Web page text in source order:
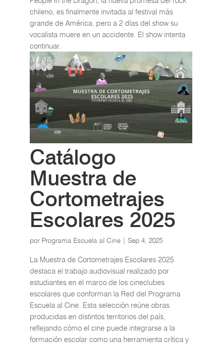
chileno, es finalmente invitada al festival más
grande de América, pero a 2 días del show su
vocalista muere en un accidente. El show intenta
continuar.
Catálogo
Muestra de
Cortometrajes
Escolares 2025
por Programa Escuela al Cine| Sep 4, 2025
La Muestra de Cortometrajes Escolares 2025
destaca el trabajo audiovisual realizado por
estudiantes en el marco de los cineclubes
escolares que conforman la Red del Programa
Escuela al Cine. Esta selección reúne obras
producidas en distintos territorios del país,
reflejando cómo el cine puede integrarse a la
formación escolar como una herramienta crítica y